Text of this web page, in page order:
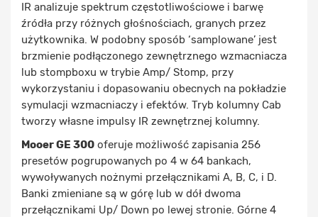
IR analizuje spektrum częstotliwościowe i barwę
źródła przy różnych głośnościach, granych przez
użytkownika. W podobny sposób ‘samplowane’ jest
brzmienie podłączonego zewnętrznego wzmacniacza
lub stompboxu w trybie Amp/ Stomp, przy
wykorzystaniu i dopasowaniu obecnych na pokładzie
symulacji wzmacniaczy i efektów. Tryb kolumny Cab
tworzy własne impulsy IR zewnętrznej kolumny.
Mooer GE 300 oferuje możliwość zapisania 256
presetów pogrupowanych po 4 w 64 bankach,
wywoływanych nożnymi przełącznikami A, B, C, i D.
Banki zmieniane są w górę lub w dół dwoma
przełącznikami Up/ Down po lewej stronie. Górne 4